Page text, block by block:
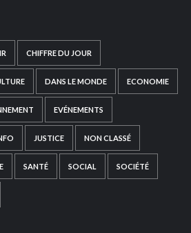
CHIFFRE DU JOUR
DANS LE MONDE ECONOMIE
EVÉNEMENTS
JUSTICE NON CLASSÉ
SANTÉ SOCIAL SOCIÉTÉ